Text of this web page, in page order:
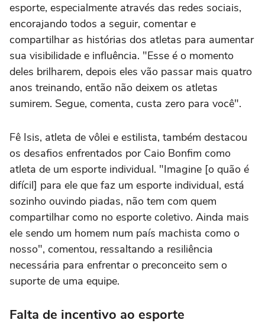
esporte, especialmente através das redes sociais,
encorajando todos a seguir, comentar e
compartilhar as histórias dos atletas para aumentar
sua visibilidade e influência. "Esse é o momento
deles brilharem, depois eles vão passar mais quatro
anos treinando, então não deixem os atletas
sumirem. Segue, comenta, custa zero para você".
Fê Isis, atleta de vôlei e estilista, também destacou
os desafios enfrentados por Caio Bonfim como
atleta de um esporte individual. "Imagine [o quão é
difícil] para ele que faz um esporte individual, está
sozinho ouvindo piadas, não tem com quem
compartilhar como no esporte coletivo. Ainda mais
ele sendo um homem num país machista como o
nosso", comentou, ressaltando a resiliência
necessária para enfrentar o preconceito sem o
suporte de uma equipe.
Falta de incentivo ao esporte